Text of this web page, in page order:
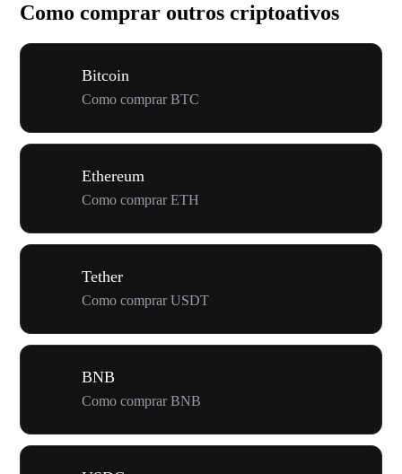
Como comprar outros criptoativos
Bitcoin
Como comprar BTC
Ethereum
Como comprar ETH
Tether
Como comprar USDT
BNB
Como comprar BNB